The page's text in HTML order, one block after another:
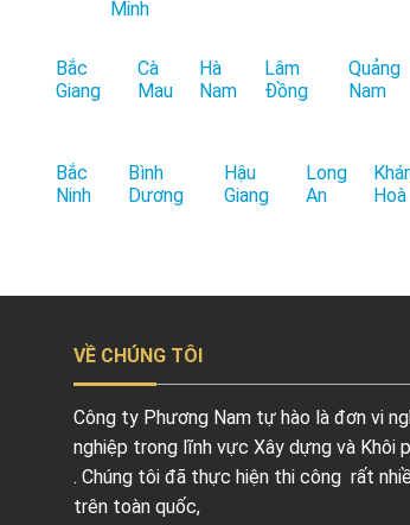
Minh
Bắc
Giang
Cà
Mau
Hà
Nam
Lâm
Đồng
Quảng
Nam
Bắc
Ninh
Bình
Dương
Hậu
Giang
Long
An
Hoà
VỀ CHÚNG TÔI
Công ty Phương Nam tự hào là đơn vi
nghiệp trong lĩnh vực Xây dựng và Khôi
. Chúng tôi đã thực hiện thi công rất
trên toàn quốc,